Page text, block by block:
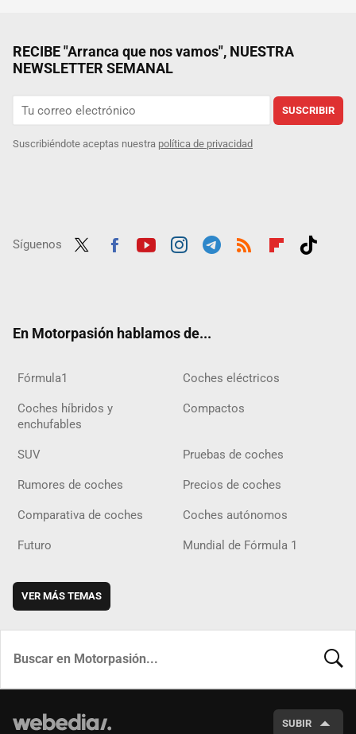
RECIBE "Arranca que nos vamos", NUESTRA
NEWSLETTER SEMANAL
SUSCRIBIR
Suscribiéndote aceptas nuestra política de privacidad
Síguenos
En Motorpasión hablamos de...
Fórmula1 Coches eléctricos
Coches híbridos y
enchufables
Compactos
SUV Pruebas de coches
Rumores de coches Precios de coches
Comparativa de coches Coches autónomos
Futuro Mundial de Fórmula 1
VER MÁS TEMAS
SUBIR